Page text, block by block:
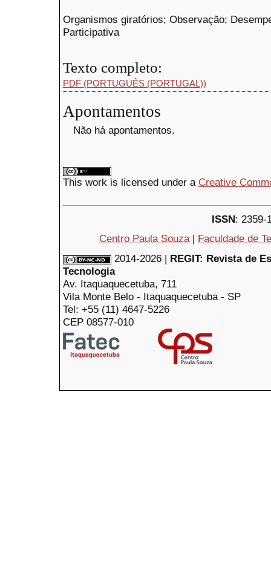
Organismos giratórios; Observação;
Participativa
Texto completo:
PDF (PORTUGUÊS (PORTUGAL))
Apontamentos
Não há apontamentos.
This work is licensed under a Creative
ISSN: 2359-
Centro Paula Souza| Faculdade de
2014-2026 | REGIT: Revista de
Tecnologia
Av. Itaquaquecetuba, 711
Vila Monte Belo - Itaquaquecetuba - SP
Tel: +55 (11) 4647-5226
CEP 08577-010